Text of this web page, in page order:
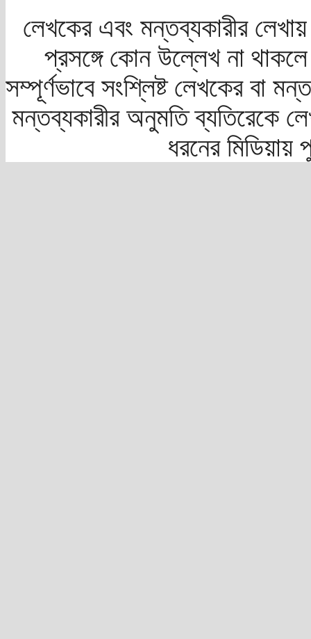
লেখকের এবং মন্তব্যকারীর
প্রসঙ্গে কোন উল্লেখ না
সম্পূর্ণভাবে সংশ্লিষ্ট লেখকের বা
মন্তব্যকারীর অনুমতি ব্যতিরেকে
ধরনের মিডিয়ায়